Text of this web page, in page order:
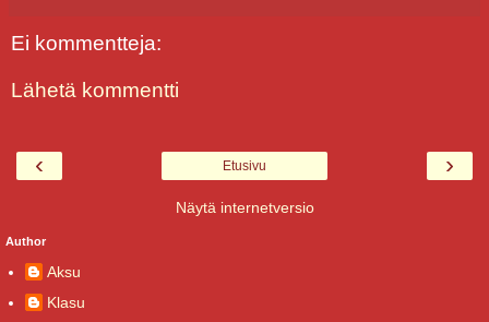
Ei kommentteja:
Lähetä kommentti
‹ ›
Etusivu
Näytä internetversio
Author
Aksu
Klasu